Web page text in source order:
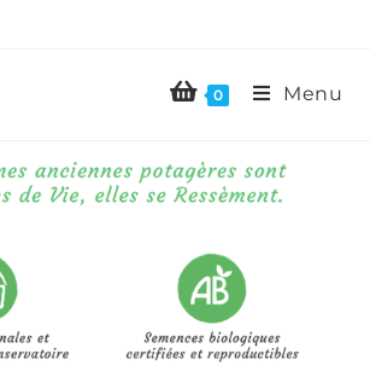
0 Menu